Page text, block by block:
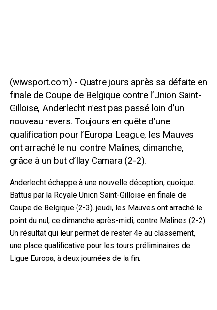
Quatre jours après sa défaite en
finale de Coupe de Belgique contre l’Union Saint-
Gilloise, Anderlecht n’est pas passé loin d’un
nouveau revers. Toujours en quête d’une
qualification pour l’Europa League, les Mauves
ont arraché le nul contre Malines, dimanche,
grâce à un but d’Ilay Camara (2-2).
Anderlecht échappe à une nouvelle déception, quoique.
Battus par la Royale Union Saint-Gilloise en finale de
Coupe de Belgique (2-3), jeudi, les Mauves ont arraché le
point du nul, ce dimanche après-midi, contre Malines (2-2).
Un résultat qui leur permet de rester 4e au classement,
une place qualificative pour les tours préliminaires de
Ligue Europa, à deux journées de la fin.